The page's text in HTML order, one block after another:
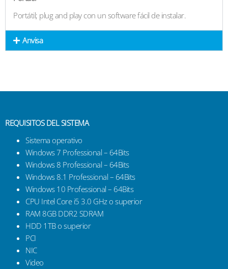
Portátil; plug and play con un software fácil de instalar.
Anvisa
REQUISITOS DEL SISTEMA
Sistema operativo
Windows 7 Professional – 64Bits
Windows 8 Professional – 64Bits
Windows 8.1 Professional – 64Bits
Windows 10 Professional – 64Bits
CPU Intel Core i5 3.0 GHz o superior
RAM 8GB DDR2 SDRAM
HDD 1TB o superior
PCI
NIC
Video